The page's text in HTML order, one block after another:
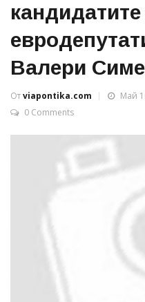
кандидатите
Валери
Отviapontika.com
Май
0 Comments